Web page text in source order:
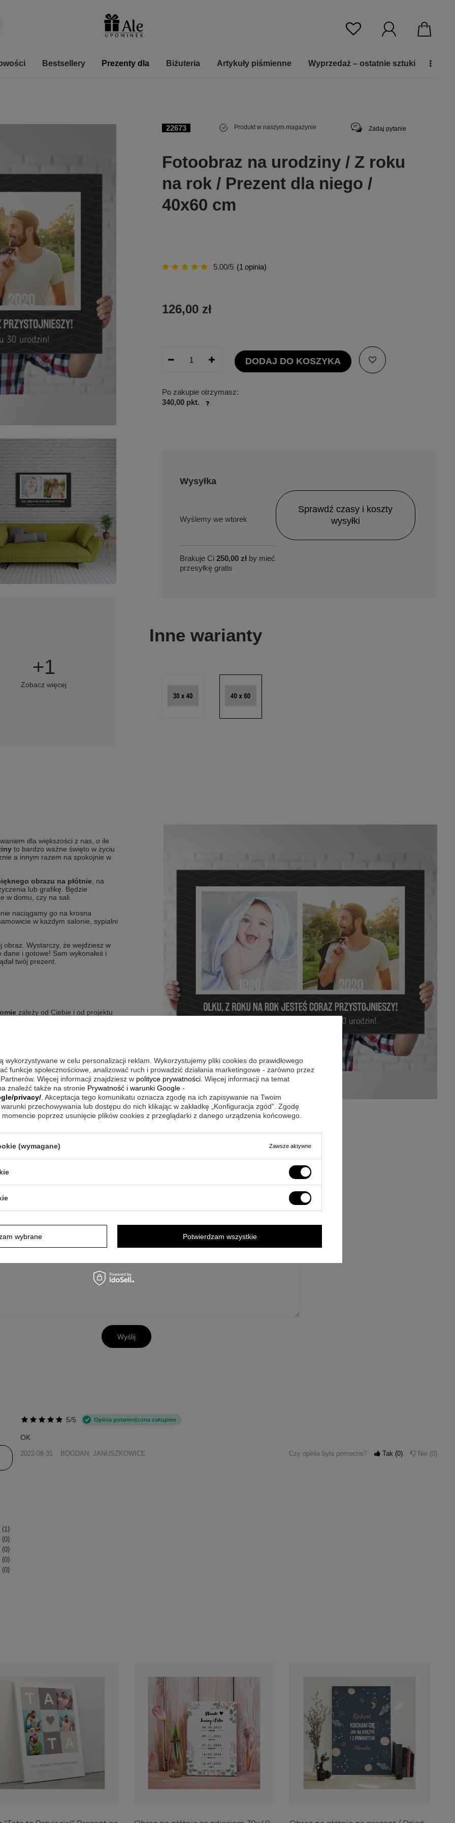
Bestsellery Prezenty dla Biżuteria Artykuły piśmienne Wyprzedaż – ostatnie sztuki
+1
Zobacz więcej
22673 Produkt w naszym magazynie Zadaj pytanie
Fotoobraz na urodziny / Z roku
na rok / Prezent dla niego /
40x60 cm
5.00/5 (1 opinia)
126,00 zł
DODAJ DO KOSZYKA
Po zakupie otrzymasz:
340,00 pkt.
Wysyłka
we wtorek
Brakuje Ci 250,00 zł by mieć
przesyłkę gratis
Sprawdź czasy i koszty
wysyłki
Inne warianty
dla większości z nas, o ile
to bardzo ważne święto w życiu
a innym razem na spokojnie w
obrazu na płótnie , na
lub grafikę. Będzie
w domu, czy na sali.
naciągamy go na krosna
w każdym salonie, sypialni
obraz. Wystarczy, że wejdziesz w
i gotowe! Sam wykonałeś i
twój prezent.
zależy od Ciebie i od projektu
zdjęcie:
prosimy to wziąć pod uwagę
o przesyłanie zdjęć wysokiej
na inne okazje, zapraszamy do
tak szybko jak tylko będzie to możliwe.
Wyślij
1
0
0
0
0
5/5 Opinia potwierdzona zakupem
OK
2022-08-31 BOGDAN, JANUSZKOWICE Czy opinia była pomocna? Tak 0 Nie 0
wykorzystywane w celu personalizacji reklam. Wykorzystujemy pliki cookies do prawidłowego
funkcje społecznościowe, analizować ruch i prowadzić działania marketingowe - zarówno przez
Więcej informacji znajdziesz w polityce prywatności . Więcej informacji na temat
znaleźć także na stronie Prywatność i warunki Google -
privacy/ . Akceptacja tego komunikatu oznacza zgodę na ich zapisywanie na Twoim
przechowywania lub dostępu do nich klikając w zakładkę „Konfiguracja zgód”. Zgodę
poprzez usunięcie plików cookies z przeglądarki z danego urządzenia końcowego.
(wymagane) Zawsze aktywne
wybrane Potwierdzam wszystkie